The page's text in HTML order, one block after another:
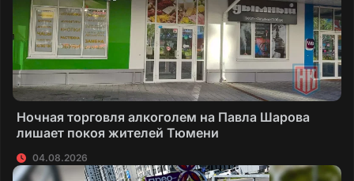
Ночная торговля алкоголем на Павла Шарова
лишает покоя жителей Тюмени
04.08.2026